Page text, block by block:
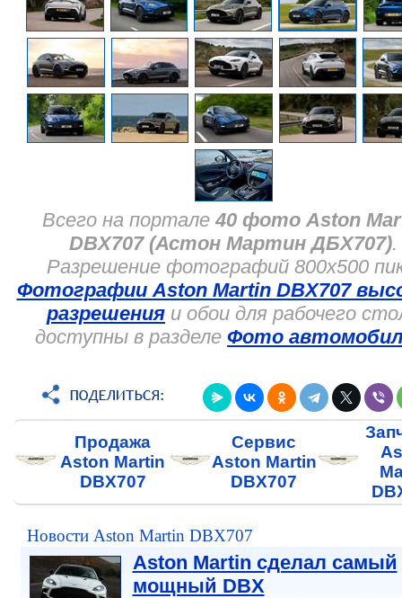
Всего на портале 40 фото Aston
DBX707 (Астон Мартин ДБХ707).
Разрешение фотографий 800x500
Фотографии Aston Martin DBX707
разрешения и обои для рабочего
доступны в разделе Фото
Продажа
Aston Martin
DBX707
Сервис
Aston Martin
DBX707
Новости Aston Martin DBX707
Aston Martin сделал самый
мощный DBX